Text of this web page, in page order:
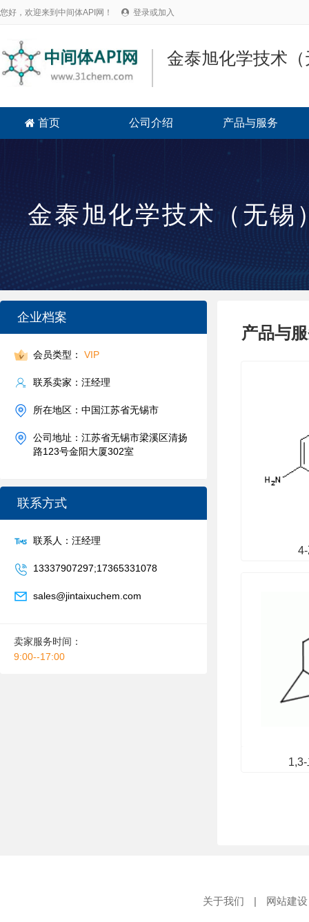
您好，欢迎来到中间体API网！  登录或加入
金泰旭化学技术
 首页 公司介绍 产品与服务
金泰旭化学技术（无锡
企业档案
会员类型： VIP
联系卖家：汪经理
所在地区：中国江苏省无锡市
公司地址：江苏省无锡市梁溪区清扬
路123号金阳大厦302室
联系方式
联系人：汪经理
13337907297;17365331078
sales@jintaixuchem.com
卖家服务时间：
9:00--17:00
产品与
关于我们 | 网站建设